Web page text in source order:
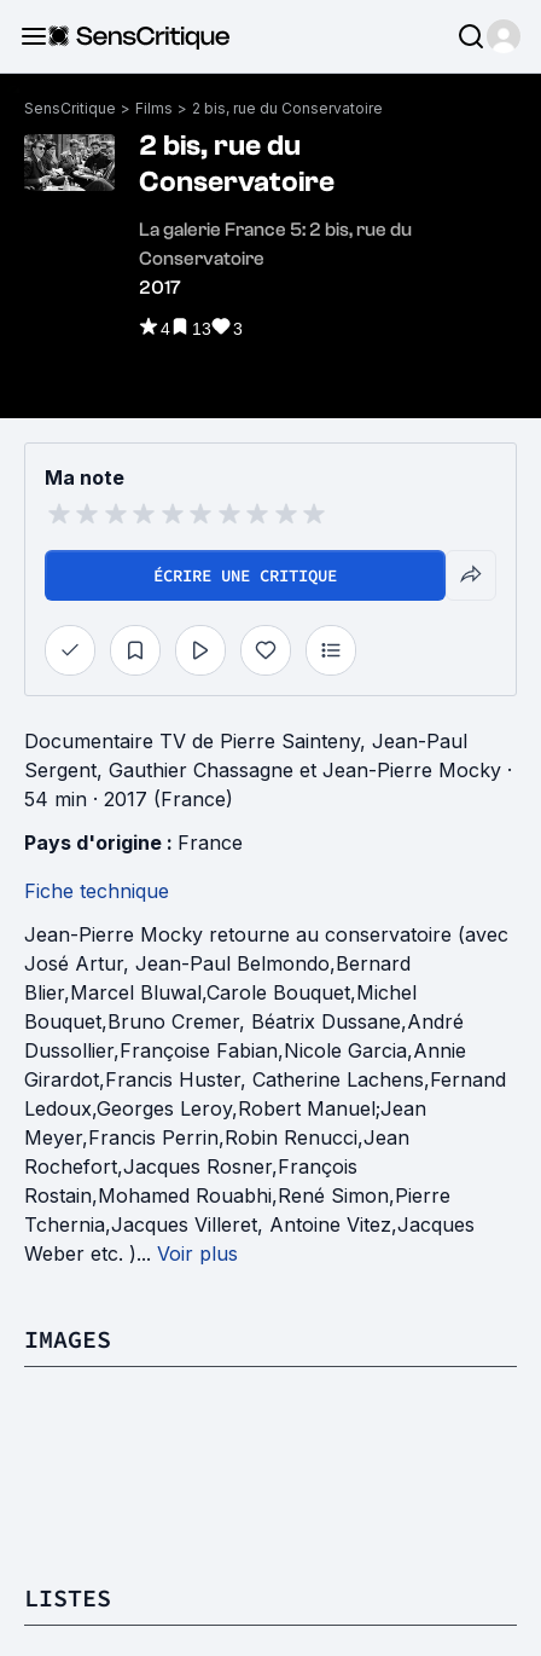
SensCritique > Films > 2 bis, rue du Conservatoire
2 bis, rue du
Conservatoire
La galerie France 5: 2 bis, rue du
Conservatoire
2017
4 13 3
Ma note
ÉCRIRE UNE CRITIQUE
Documentaire TV de Pierre Sainteny, Jean-Paul
Sergent, Gauthier Chassagne et Jean-Pierre Mocky ·
54 min · 2017 (France)
Pays d'origine : France
Fiche technique
Jean-Pierre Mocky retourne au conservatoire (avec
José Artur, Jean-Paul Belmondo,Bernard
Blier,Marcel Bluwal,Carole Bouquet,Michel
Bouquet,Bruno Cremer, Béatrix Dussane,André
Dussollier,Françoise Fabian,Nicole Garcia,Annie
Girardot,Francis Huster, Catherine Lachens,Fernand
Ledoux,Georges Leroy,Robert Manuel;Jean
Meyer,Francis Perrin,Robin Renucci,Jean
Rochefort,Jacques Rosner,François
Rostain,Mohamed Rouabhi,René Simon,Pierre
Tchernia,Jacques Villeret, Antoine Vitez,Jacques
Weber etc. )... Voir plus
IMAGES
LISTES